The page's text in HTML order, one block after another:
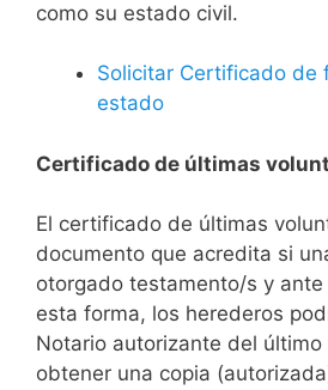
como su estado civil.
Solicitar Certificado de
estado
Certificado de últimas
El certificado de últimas
documento que acredita si
otorgado testamento/s y
esta forma, los herederos
Notario autorizante del
obtener una copia